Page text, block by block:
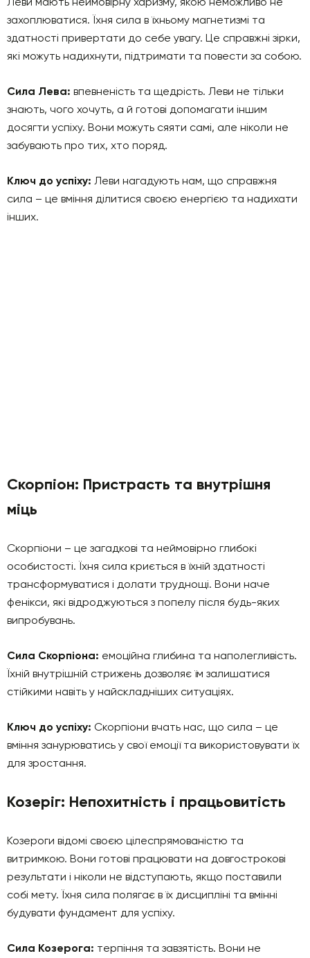
захоплюватися. Їхня сила в їхньому магнетизмі та
здатності привертати до себе увагу. Це справжні зірки,
які можуть надихнути, підтримати та повести за собою.
Сила Лева: впевненість та щедрість. Леви не тільки
знають, чого хочуть, а й готові допомагати іншим
досягти успіху. Вони можуть сяяти самі, але ніколи не
забувають про тих, хто поряд.
Ключ до успіху: Леви нагадують нам, що справжня
сила – це вміння ділитися своєю енергією та надихати
інших.
Скорпіон: Пристрасть та внутрішня
міць
Скорпіони – це загадкові та неймовірно глибокі
особистості. Їхня сила криється в їхній здатності
трансформуватися і долати труднощі. Вони наче
фенікси, які відроджуються з попелу після будь-яких
випробувань.
Сила Скорпіона: емоційна глибина та наполегливість.
Їхній внутрішній стрижень дозволяє їм залишатися
стійкими навіть у найскладніших ситуаціях.
Ключ до успіху: Скорпіони вчать нас, що сила – це
вміння занурюватись у свої емоції та використовувати їх
для зростання.
Козеріг: Непохитність і працьовитість
Козероги відомі своєю цілеспрямованістю та
витримкою. Вони готові працювати на довгострокові
результати і ніколи не відступають, якщо поставили
собі мету. Їхня сила полягає в їх дисципліні та вмінні
будувати фундамент для успіху.
Сила Козерога: терпіння та завзятість. Вони не